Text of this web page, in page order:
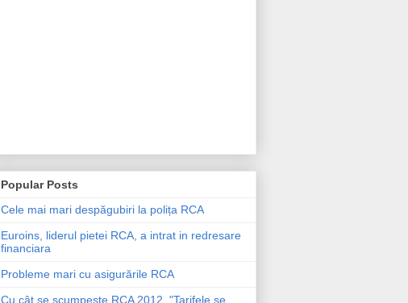
Popular Posts
Cele mai mari despăgubiri la polița RCA
Euroins, liderul pietei RCA, a intrat in redresare
financiara
Probleme mari cu asigurările RCA
Cu cât se scumpeşte RCA 2012. "Tarifele se